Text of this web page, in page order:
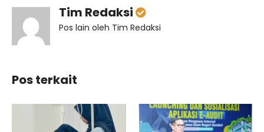
Tim Redaksi
Pos lain oleh Tim Redaksi
Pos terkait